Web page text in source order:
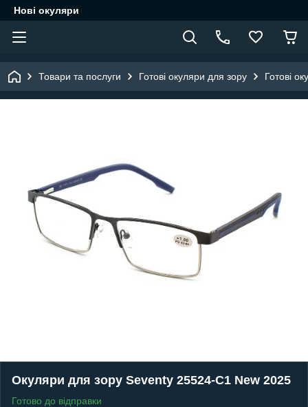
Нові окуляри
Товари та послуги Готові окуляри для зору Готові
Окуляри для зору Seventy 25524-C1 New 2025
Готово до відправки